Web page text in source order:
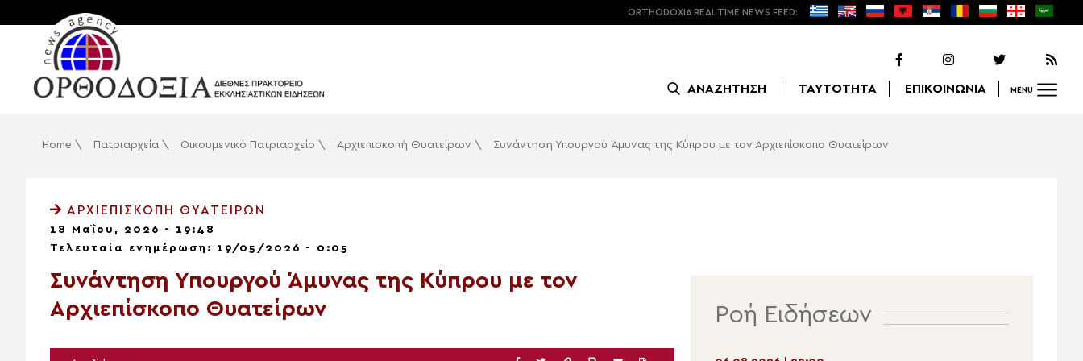
ORTHODOXIA REAL TIME NEWS FEED:
ΑΝΑΖΗΤΗΣΗ ΤΑΥΤΟΤΗΤΑ ΕΠΙΚΟΙΝΩΝΙΑ MENU
Home \ Πατριαρχεία \ Οικουμενικό Πατριαρχείο \ Αρχιεπισκοπή Θυατείρων \ Συνάντηση Υπουργού Άμυνας της Κύπρου με τον Αρχιεπίσκοπο Θυατείρων
ΑΡΧΙΕΠΙΣΚΟΠΉ ΘΥΑΤΕΊΡΩΝ
18 Μαΐου, 2026 - 19:48
Τελευταία ενημέρωση: 19/05/2026 - 0:05
Συνάντηση Υπουργού Άμυνας της Κύπρου με τον
Αρχιεπίσκοπο Θυατείρων
Ροή Ειδήσεων